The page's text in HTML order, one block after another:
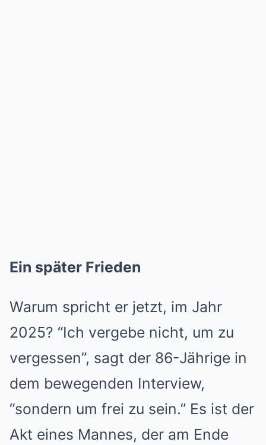
Ein später Frieden
Warum spricht er jetzt, im Jahr
2025? “Ich vergebe nicht, um zu
vergessen”, sagt der 86-Jährige in
dem bewegenden Interview,
“sondern um frei zu sein.” Es ist der
Akt eines Mannes, der am Ende